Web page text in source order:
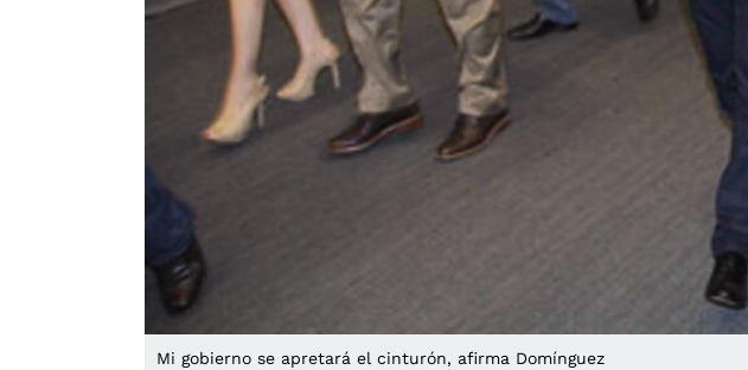
Mi gobierno se apretará el cinturón, afirma Domínguez